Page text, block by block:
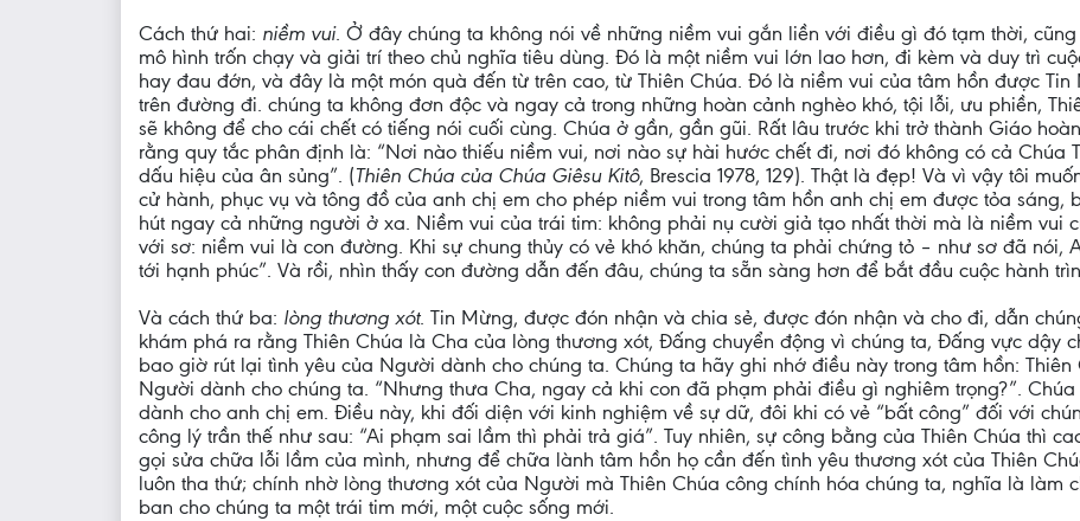
Cách thứ hai: niềm vui. Ở đây chúng ta không nói về những niềm vui gắn liền với điều gì đó tạm thời,
mô hình trốn chạy và giải trí theo chủ nghĩa tiêu dùng. Đó là một niềm vui lớn lao hơn, đi kèm và duy trì
hay đau đớn, và đây là một món quà đến từ trên cao, từ Thiên Chúa. Đó là niềm vui của tâm hồn được
trên đường đi. chúng ta không đơn độc và ngay cả trong những hoàn cảnh nghèo khó, tội lỗi, ưu phiền,
sẽ không để cho cái chết có tiếng nói cuối cùng. Chúa ở gần, gần gũi. Rất lâu trước khi trở thành Giáo
rằng quy tắc phân định là: “Nơi nào thiếu niềm vui, nơi nào sự hài hước chết đi, nơi đó không có cả
dấu hiệu của ân sủng”. (Thiên Chúa của Chúa Giêsu Kitô, Brescia 1978, 129). Thật là đẹp! Và vì vậy tôi
cử hành, phục vụ và tông đồ của anh chị em cho phép niềm vui trong tâm hồn anh chị em được tỏa
hút ngay cả những người ở xa. Niềm vui của trái tim: không phải nụ cười giả tạo nhất thời mà là niềm vui
với sơ: niềm vui là con đường. Khi sự chung thủy có vẻ khó khăn, chúng ta phải chứng tỏ – như sơ đã nói,
tới hạnh phúc”. Và rồi, nhìn thấy con đường dẫn đến đâu, chúng ta sẵn sàng hơn để bắt đầu cuộc hành
Và cách thứ ba: lòng thương xót. Tin Mừng, được đón nhận và chia sẻ, được đón nhận và cho đi, dẫn
khám phá ra rằng Thiên Chúa là Cha của lòng thương xót, Đấng chuyển động vì chúng ta, Đấng vực dậy
bao giờ rút lại tình yêu của Người dành cho chúng ta. Chúng ta hãy ghi nhớ điều này trong tâm hồn:
Người dành cho chúng ta. “Nhưng thưa Cha, ngay cả khi con đã phạm phải điều gì nghiêm trọng?”.
dành cho anh chị em. Điều này, khi đối diện với kinh nghiệm về sự dữ, đôi khi có vẻ “bất công” đối với
công lý trần thế như sau: “Ai phạm sai lầm thì phải trả giá”. Tuy nhiên, sự công bằng của Thiên Chúa thì
gọi sửa chữa lỗi lầm của mình, nhưng để chữa lành tâm hồn họ cần đến tình yêu thương xót của Thiên
luôn tha thứ; chính nhờ lòng thương xót của Người mà Thiên Chúa công chính hóa chúng ta, nghĩa là làm
ban cho chúng ta một trái tim mới, một cuộc sống mới.